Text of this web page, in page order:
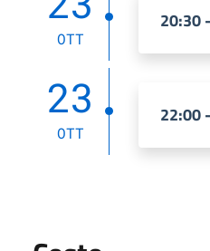
OTT
20:30
23
OTT
22:00